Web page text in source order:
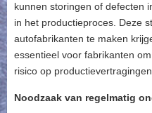
kunnen storingen of defecten
in het productieproces. Deze
autofabrikanten te maken
essentieel voor fabrikanten
risico op
Noodzaak van regelmatig